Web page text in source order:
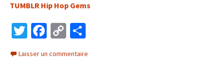
TUMBLR Hip Hop Gems
T
tt
Fa
b
C
p ta
Laisser un commentaire